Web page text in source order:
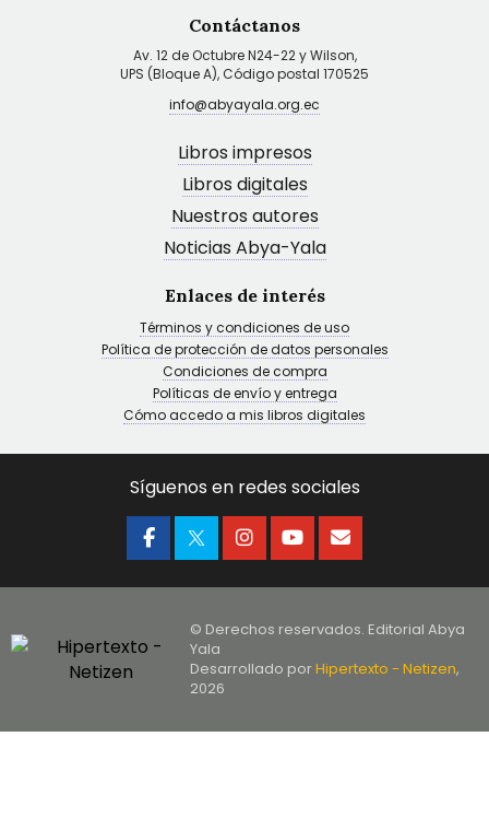
Contáctanos
Av. 12 de Octubre N24-22 y Wilson,
UPS (Bloque A), Código postal 170525
info@abyayala.org.ec
Libros impresos
Libros digitales
Nuestros autores
Noticias Abya-Yala
Enlaces de interés
Términos y condiciones de uso
Política de protección de datos personales
Condiciones de compra
Políticas de envío y entrega
Cómo accedo a mis libros digitales
Síguenos en redes sociales
© Derechos reservados. Editorial Abya
Yala
Desarrollado porHipertexto - Netizen,
2026